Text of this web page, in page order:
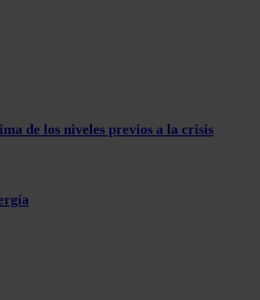
de los niveles previos a la crisis